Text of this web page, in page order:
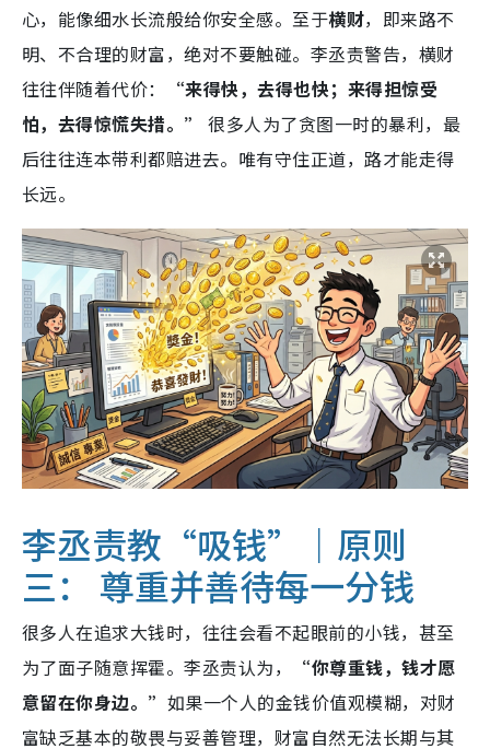
心，能像细水长流般给你安全感。至于横财，即来路不
明、不合理的财富，绝对不要触碰。李丞责警告，横财
往往伴随着代价：
“来得快，去得也快；来得担惊受
怕，去得惊慌失措。”
很多人为了贪图一时的暴利，最
后往往连本带利都赔进去。唯有守住正道，路才能走得
长远。
李丞责教“吸钱”｜原则
三： 尊重并善待每一分钱
很多人在追求大钱时，往往会看不起眼前的小钱，甚至
为了面子随意挥霍。李丞责认为，
“你尊重钱，钱才愿
意留在你身边。” 如果一个人的金钱价值观模糊，对财
富缺乏基本的敬畏与妥善管理，财富自然无法长期与其